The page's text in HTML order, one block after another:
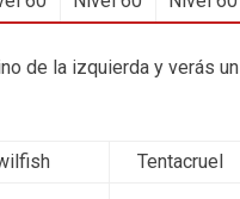
de la izquierda y verás un
Tentacruel